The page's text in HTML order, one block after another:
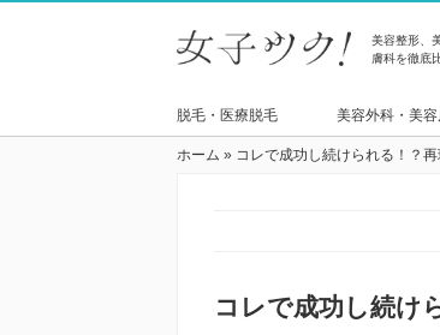
美容整形、
膚科を徹底
脱毛・医療脱毛 美容外科・美
ホーム » コレで成功し続けられる！？
コレで成功し続け